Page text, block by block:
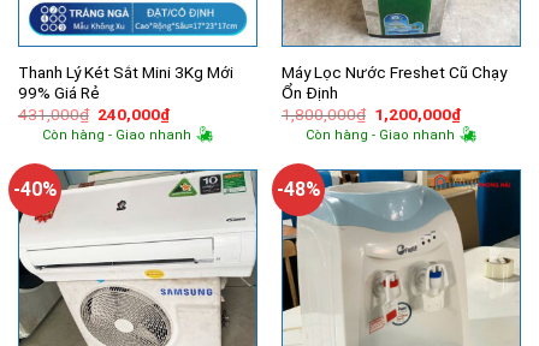
Thanh Lý Két Sắt Mini 3Kg Mới
99% Giá Rẻ
431,000₫ Giá
gốc
là:
240,000₫Giá
hiện
tại
240,000₫.
Còn hàng - Giao nhanh
Máy Lọc Nước Freshet Cũ Chạy
Ổn Định
1,800,000₫ Giá
gốc
là:
1,200,000₫Giá
hiện
tại
Còn hàng - Giao nhanh
-40% -48%